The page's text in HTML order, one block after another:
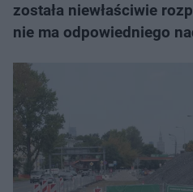
została niewłaściwie
nie ma odpowiedniego